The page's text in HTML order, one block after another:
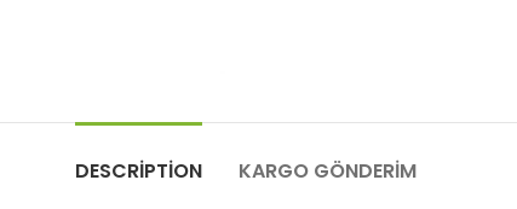
DESCRIPTION KARGO GÖNDERIM